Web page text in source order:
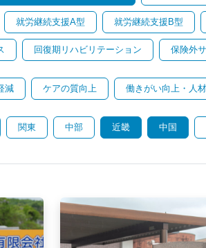
就労継続支援A型 就労継続支援B型
回復期リハビリテーション 保険外
減 ケアの質向上 働きがい向上・人
関東 中部 近畿 中国